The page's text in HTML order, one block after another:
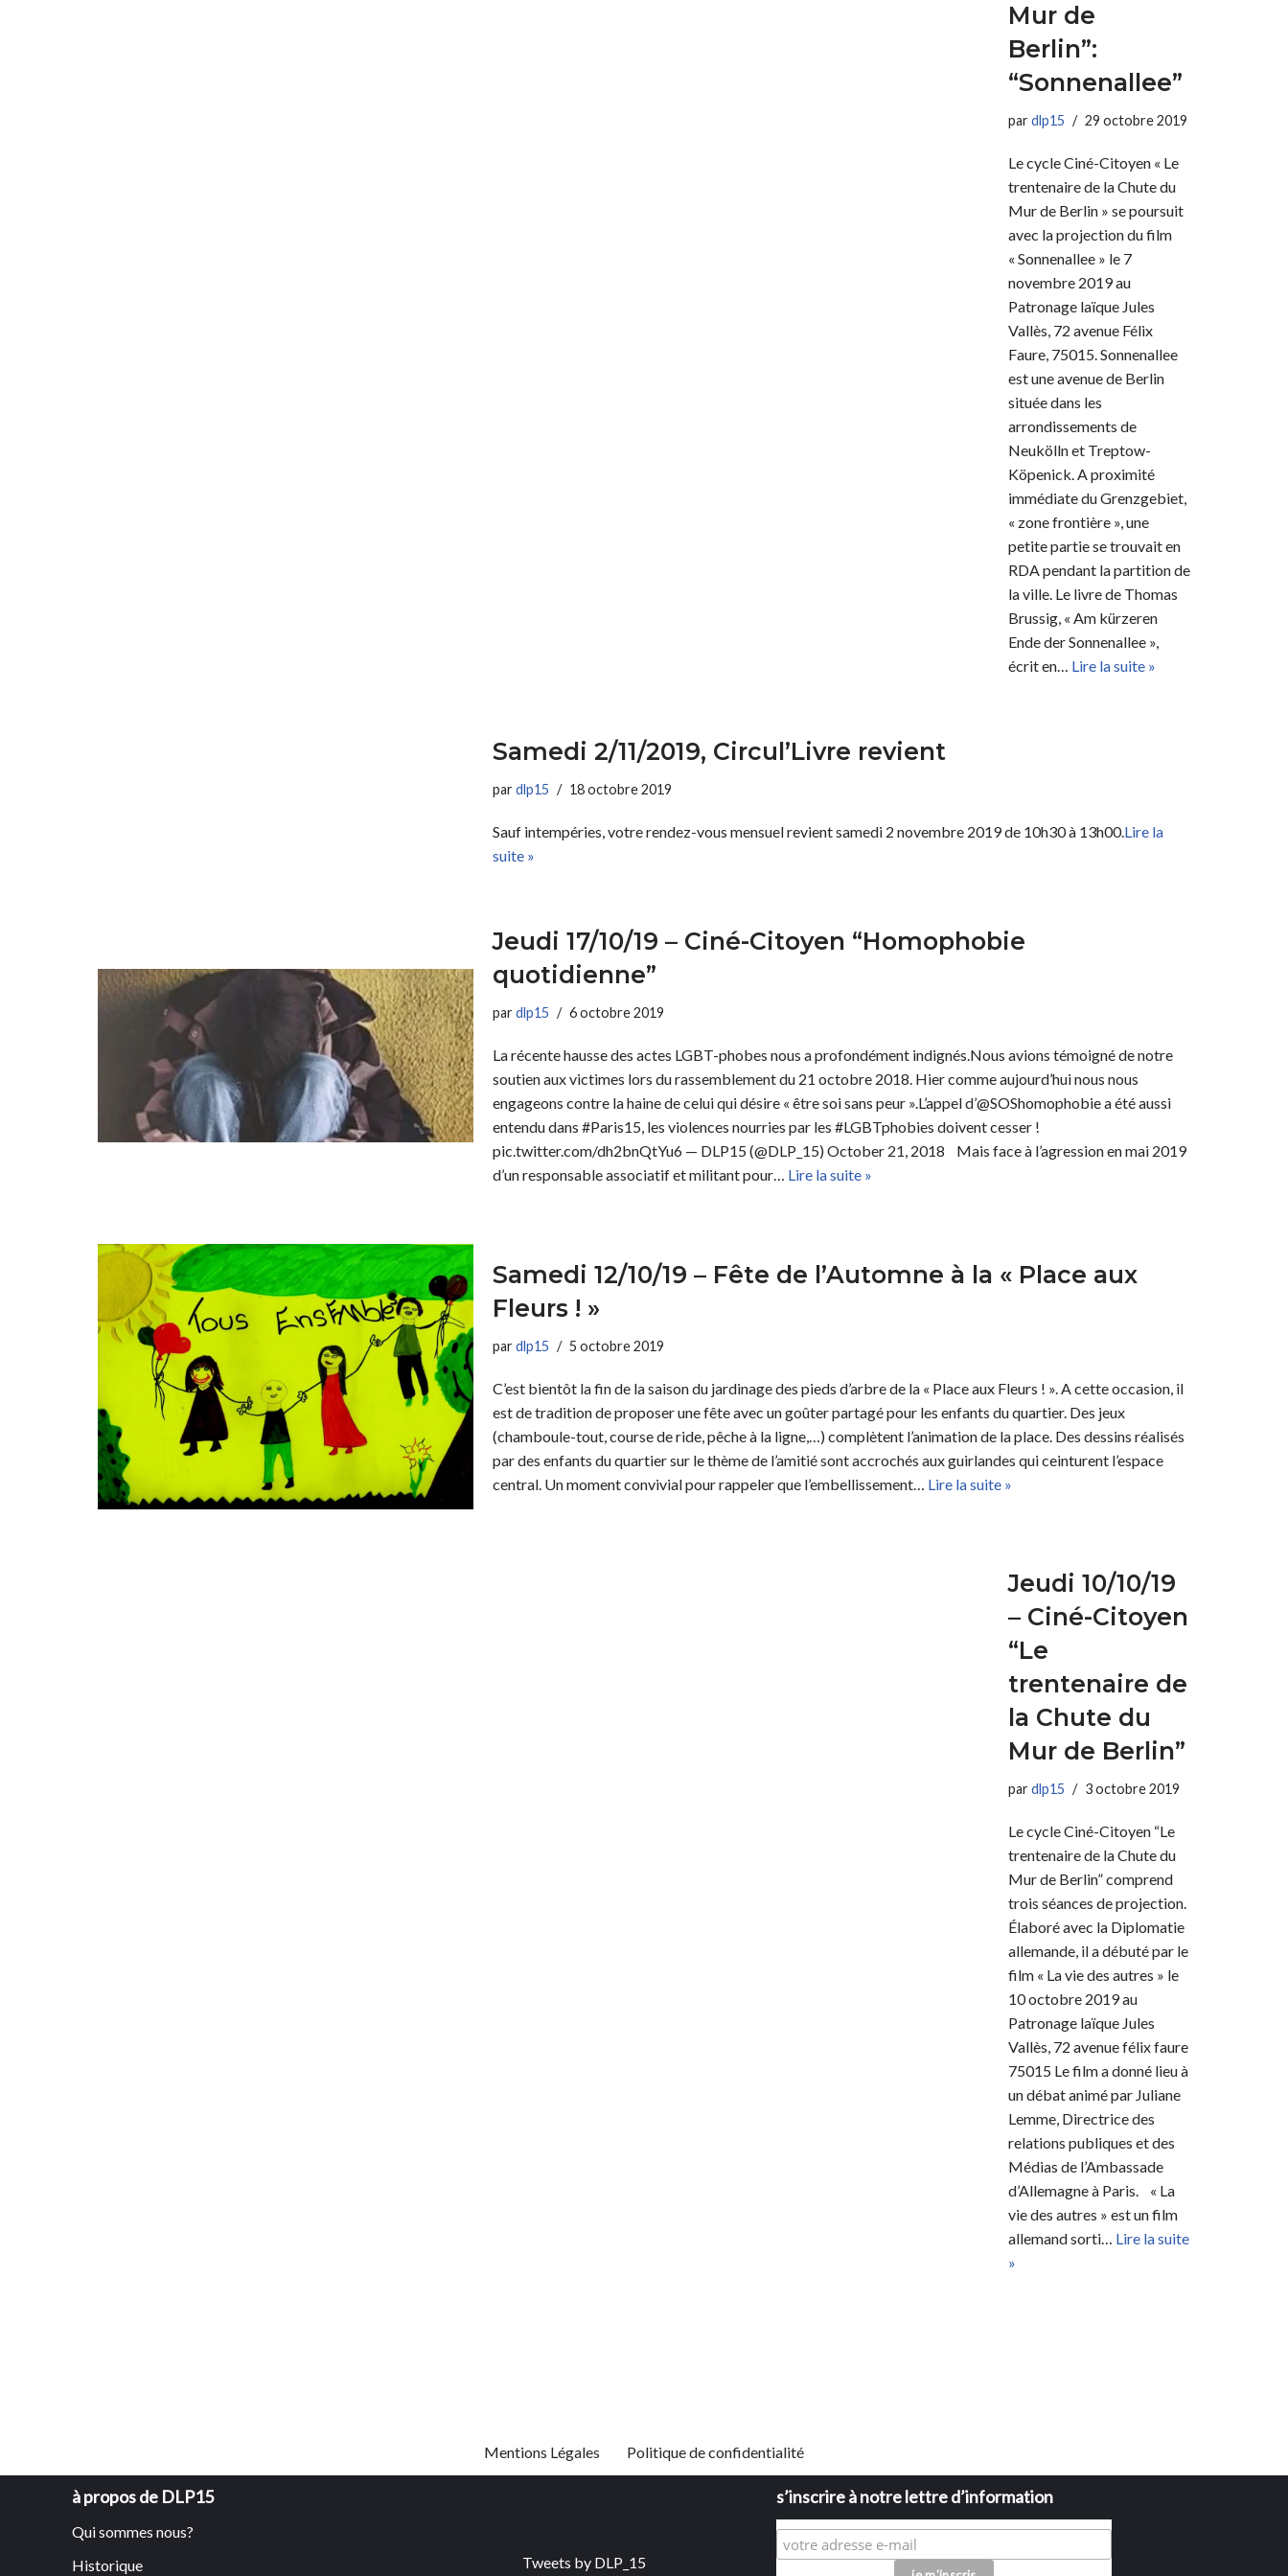
Mur de
Berlin”:
“Sonnenallee”
pardlp15 29 octobre 2019
Le cycle Ciné-Citoyen « Le
trentenaire de la Chute du
Mur de Berlin » se poursuit
avec la projection du film
« Sonnenallee » le 7
novembre 2019 au
Patronage laïque Jules
Vallès, 72 avenue Félix
Faure, 75015. Sonnenallee
est une avenue de Berlin
située dans les
arrondissements de
Neukölln et Treptow-
Köpenick. A proximité
immédiate du Grenzgebiet,
« zone frontière », une
petite partie se trouvait en
RDA pendant la partition de
la ville. Le livre de Thomas
Brussig, « Am kürzeren
Ende der Sonnenallee »,
écrit en… Lire la suite »
Samedi 2/11/2019, Circul’Livre revient
pardlp15 18 octobre 2019
Sauf intempéries, votre rendez-vous mensuel revient samedi 2 novembre 2019 de 10h30 à 13h00.Lire la
suite »
Jeudi 17/10/19 – Ciné-Citoyen “Homophobie
quotidienne”
pardlp15 6 octobre 2019
La récente hausse des actes LGBT-phobes nous a profondément indignés.Nous avions témoigné de notre
soutien aux victimes lors du rassemblement du 21 octobre 2018. Hier comme aujourd’hui nous nous
engageons contre la haine de celui qui désire « être soi sans peur ».L’appel d’@SOShomophobie a été aussi
entendu dans #Paris15, les violences nourries par les #LGBTphobies doivent cesser !
pic.twitter.com/dh2bnQtYu6 — DLP15 (@DLP_15) October 21, 2018 Mais face à l’agression en mai 2019
d’un responsable associatif et militant pour… Lire la suite »
Samedi 12/10/19 – Fête de l’Automne à la « Place aux
Fleurs ! »
pardlp15 5 octobre 2019
C’est bientôt la fin de la saison du jardinage des pieds d’arbre de la « Place aux Fleurs ! ». A cette occasion, il
est de tradition de proposer une fête avec un goûter partagé pour les enfants du quartier. Des jeux
(chamboule-tout, course de ride, pêche à la ligne,…) complètent l’animation de la place. Des dessins réalisés
par des enfants du quartier sur le thème de l’amitié sont accrochés aux guirlandes qui ceinturent l’espace
central. Un moment convivial pour rappeler que l’embellissement… Lire la suite »
Jeudi 10/10/19
– Ciné-Citoyen
“Le
trentenaire de
la Chute du
Mur de Berlin”
pardlp15 3 octobre 2019
Le cycle Ciné-Citoyen “Le
trentenaire de la Chute du
Mur de Berlin” comprend
trois séances de projection.
Élaboré avec la Diplomatie
allemande, il a débuté par le
film « La vie des autres » le
10 octobre 2019 au
Patronage laïque Jules
Vallès, 72 avenue félix faure
75015 Le film a donné lieu à
un débat animé par Juliane
Lemme, Directrice des
relations publiques et des
Médias de l’Ambassade
d’Allemagne à Paris. « La
vie des autres » est un film
allemand sorti… Lire la suite
»
Mentions Légales Politique de confidentialité
à propos de DLP15
Qui sommes nous?
Historique
Tweets by DLP_15
s’inscrire à notre lettre d’information